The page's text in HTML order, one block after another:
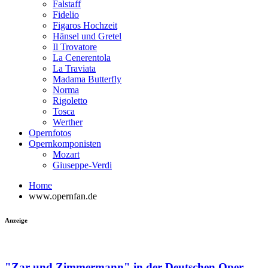
Falstaff
Fidelio
Figaros Hochzeit
Hänsel und Gretel
Il Trovatore
La Cenerentola
La Traviata
Madama Butterfly
Norma
Rigoletto
Tosca
Werther
Opernfotos
Opernkomponisten
Mozart
Giuseppe-Verdi
Home
www.opernfan.de
Anzeige